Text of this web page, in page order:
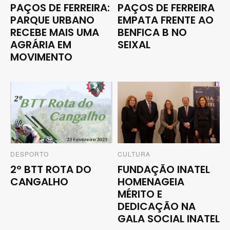
PAÇOS DE FERREIRA:
PARQUE URBANO
RECEBE MAIS UMA
AGRÁRIA EM
MOVIMENTO
PAÇOS DE FERREIRA
EMPATA FRENTE AO
BENFICA B NO
SEIXAL
DESPORTO
2º BTT ROTA DO
CANGALHO
CULTURA
FUNDAÇÃO INATEL
HOMENAGEIA
MÉRITO E
DEDICAÇÃO NA
GALA SOCIAL INATEL